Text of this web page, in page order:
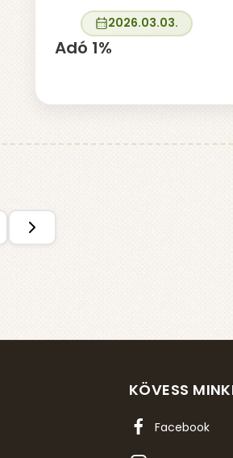
2026.03.03.
Adó 1%
KÖVESS
Facebook